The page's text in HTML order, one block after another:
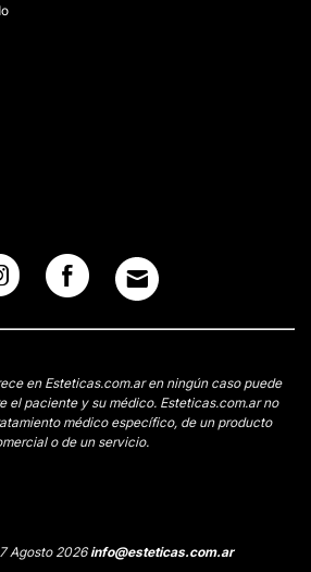
en Esteticas.com.ar en ningún caso puede
el paciente y su médico. Esteticas.com.ar no
médico específico, de un producto
o de un servicio.
Agosto 2026info@esteticas.com.ar